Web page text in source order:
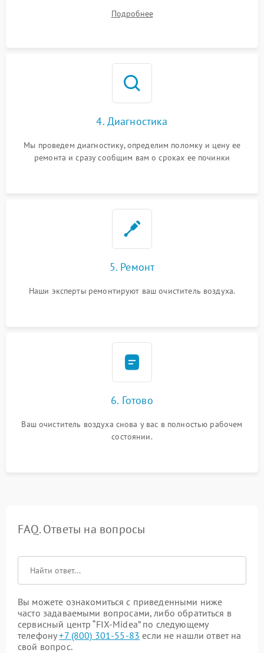
Подробнее
4. Диагностика
Мы проведем диагностику, определим поломку и цену ее
ремонта и сразу сообщим вам о сроках ее починки
5. Ремонт
Наши эксперты ремонтируют ваш очиститель воздуха.
6. Готово
Ваш очиститель воздуха снова у вас в полностью рабочем
состоянии.
FAQ. Ответы на вопросы
Вы можете ознакомиться с приведенными ниже
часто задаваемыми вопросами, либо обратиться в
сервисный центр “FIX-Midea” по следующему
телефону+7 (800) 301-55-83 если не нашли ответ на
свой вопрос.